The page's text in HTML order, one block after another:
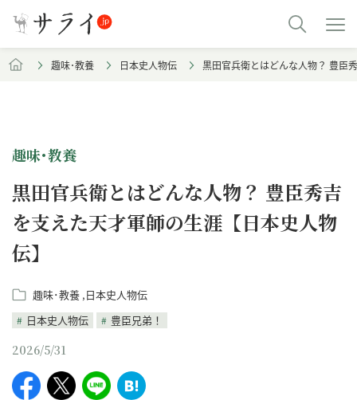
趣味･教養 日本史人物伝 黒田官兵衛とはどんな人物？ 豊臣
趣味･教養
黒田官兵衛とはどんな人物？ 豊臣秀吉
を支えた天才軍師の生涯【日本史人物
伝】
趣味･教養 日本史人物伝
日本史人物伝
豊臣兄弟！
2026/5/31